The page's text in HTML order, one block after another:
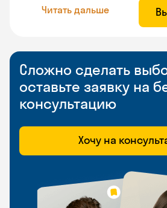
Читать дальше
Сложно сделать
оставьте заявку на
консультацию
Хочу на